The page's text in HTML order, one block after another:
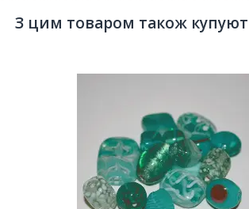
З цим товаром також